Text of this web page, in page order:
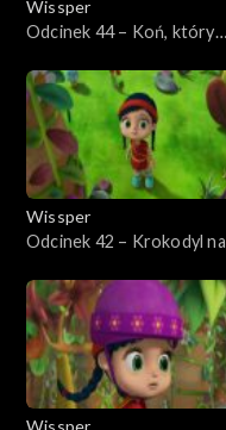
Wissper
Odcinek 44 – Koń, który
Wissper
Odcinek 42 – Krokodyl na